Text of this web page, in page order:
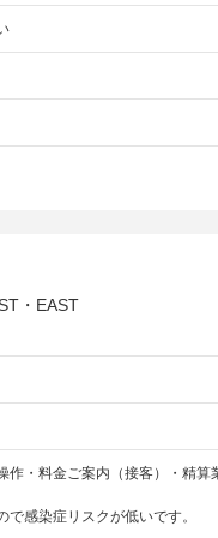
・EAST
作・料金ご案内（接客）・精算
で感染症リスクが低いです。